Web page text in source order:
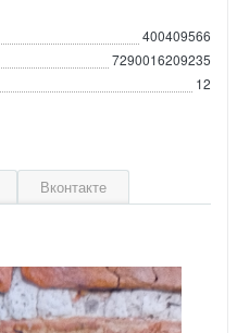
400409566
7290016209235
12
Вконтакте